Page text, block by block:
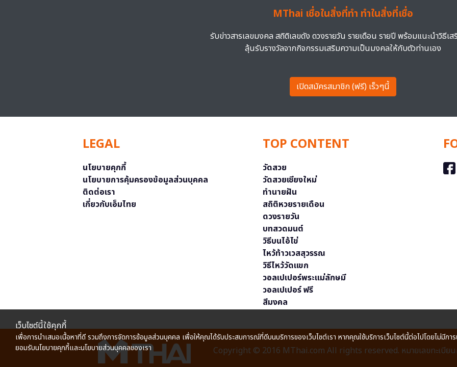
MThai เชื่อในสิ่งที่ทำ ทำในสิ่งที่เชื่อ
รับข่าวสารเลขมงคล สถิติเลขดัง ดวงรายวัน รายเดือน รายปี พร้อมแนะนำวิธีเส
ลุ้นรับรางวัลจากกิจกรรมเสริมความเป็นมงคลให้กับตัวท่านเอง
เปิดสมัครสมาชิก (ฟรี) เร็วๆนี้
LEGAL
นโยบายคุกกี้
นโยบายการคุ้มครองข้อมูลส่วนบุคคล
ติดต่อเรา
เกี่ยวกับเอ็มไทย
TOP CONTENT
วัดสวย
วัดสวยเชียงใหม่
ทำนายฝัน
สถิติหวยรายเดือน
ดวงรายวัน
บทสวดมนต์
วิธีบนไอ้ไข่
ไหว้ท้าวเวสสุวรรณ
วิธีไหว้วัดแขก
วอลเปเปอร์พระแม่ลักษมี
วอลเปเปอร์ ฟรี
สีมงคล
Copyright © 2016 MThai.com All rights reserved. หมายเลขทะเบีย
เว็บไซต์นี้ใช้คุกกี้
เพื่อการนำเสนอเนื้อหาที่ดี รวมถึงการจัดการข้อมูลส่วนบุคคล เพื่อให้คุณได้รับประสบการณ์ที่ดีบนบริการของเว็บไซต์เรา หากคุณใช้บริการเว็บไซต์นี้ต่อไปโดยไม่มีก
ยอมรับนโยบายคุกกี้และนโยบายส่วนบุคคลของเรา